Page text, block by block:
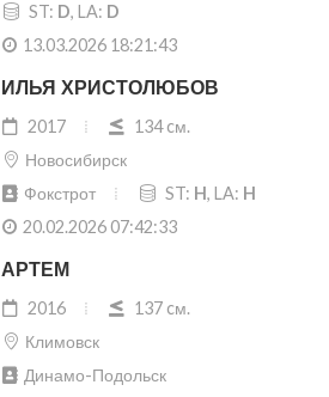
ST: D, LA: D
13.03.2026 18:21:43
ИЛЬЯ ХРИСТОЛЮБОВ
2017
134 cм.
Новосибирск
Фокстрот
ST: H, LA: H
20.02.2026 07:42:33
АРТЕМ
2016
137 cм.
Климовск
Динамо-Подольск